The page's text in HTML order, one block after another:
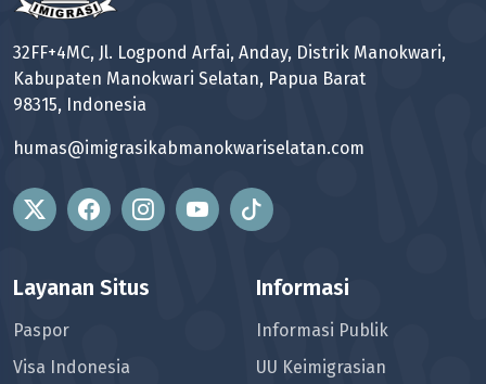
32FF+4MC, Jl. Logpond Arfai, Anday, Distrik Manokwari,
Kabupaten Manokwari Selatan, Papua Barat
98315, Indonesia
humas@imigrasikabmanokwariselatan.com
Layanan Situs
Paspor
Visa Indonesia
Informasi
Informasi Publik
UU Keimigrasian